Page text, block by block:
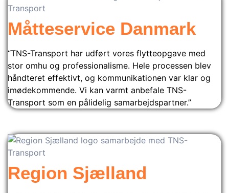
Måtteservice Danmark
“TNS-Transport har udført vores flytteopgave med
stor omhu og professionalisme. Hele processen blev
håndteret effektivt, og kommunikationen var klar og
imødekommende. Vi kan varmt anbefale TNS-
Transport som en pålidelig samarbejdspartner.”
Region Sjælland